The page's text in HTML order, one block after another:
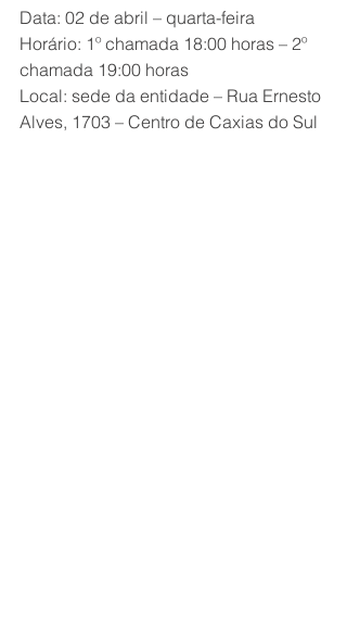
Data: 02 de abril – quarta-feira
Horário: 1º chamada 18:00 horas – 2º
chamada 19:00 horas
Local: sede da entidade – Rua Ernesto
Alves, 1703 – Centro de Caxias do Sul